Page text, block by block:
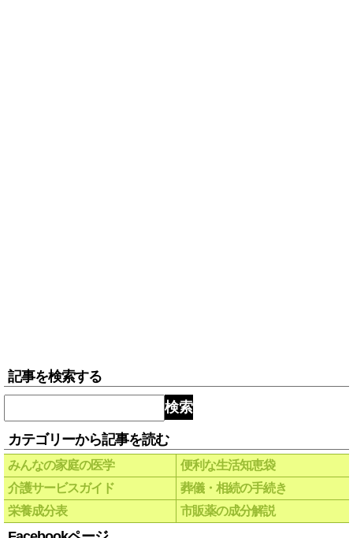
記事を検索する
検索
カテゴリーから記事を読む
みんなの家庭の医学
便利な生活知恵袋
介護サービスガイド
葬儀・相続の手続き
栄養成分表
市販薬の成分解説